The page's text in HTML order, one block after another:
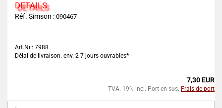
DETAILS
Réf. Simson : 090467
Art.Nr.: 7988
Délai de livraison: env. 2-7 jours ouvrables*
7,30 EUR
TVA. 19% incl. Port en sus. Frais de port